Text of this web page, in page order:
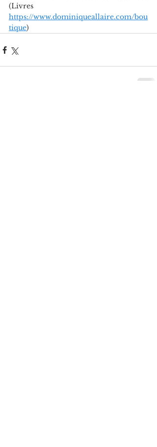
https://www.dominiqueallaire.com/bou
tique)